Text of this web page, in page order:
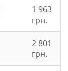
1 963
грн.
2 801
грн.